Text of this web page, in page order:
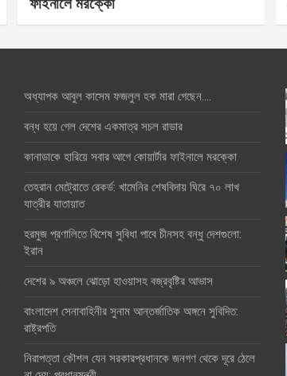
অধ্যাপক আবুল কাসেম ফজলুল হক মারা গেছেন….
বন্ধ হয়ে গেল দেশের একমাত্র সচল রাডার
কানাডাকে হারিয়ে সবার আগে কোয়ার্টার ফাইনালে মরক্কো
তেহরান মেট্রোতে রেকর্ড: খামেনির শেষবিদায় ঘিরে ৭০ লাখ
যাত্রীর যাতায়াত
হরমুজ প্রণালিতে বিশেষ সুবিধা পাবে চীনসহ বন্ধু দেশগুলো:
ইরান
দেশের ৯ অঞ্চলে ঝোড়ো হাওয়াসহ বজ্রবৃষ্টির আভাস
বাংলাদেশ সেনাবাহিনীর সুনাম আন্তর্জাতিক অঙ্গনে সুবিদিত:
রাষ্ট্রপতি
নিরাপত্তা কৌশল যেন সরকারপ্রধানকে জনগণ থেকে দূরে ঠেলে